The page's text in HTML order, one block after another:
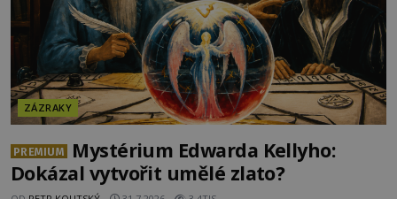
ZÁZRAKY
PREMIUM
Mystérium Edwarda Kellyho:
Dokázal vytvořit umělé zlato?